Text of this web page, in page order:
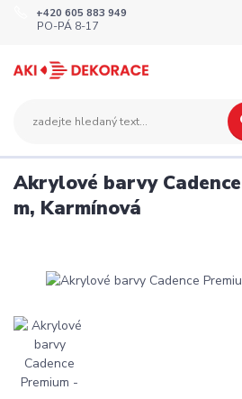
+420 605 883 949
PO-PÁ 8-17
Akrylové barvy
m, Karmínová